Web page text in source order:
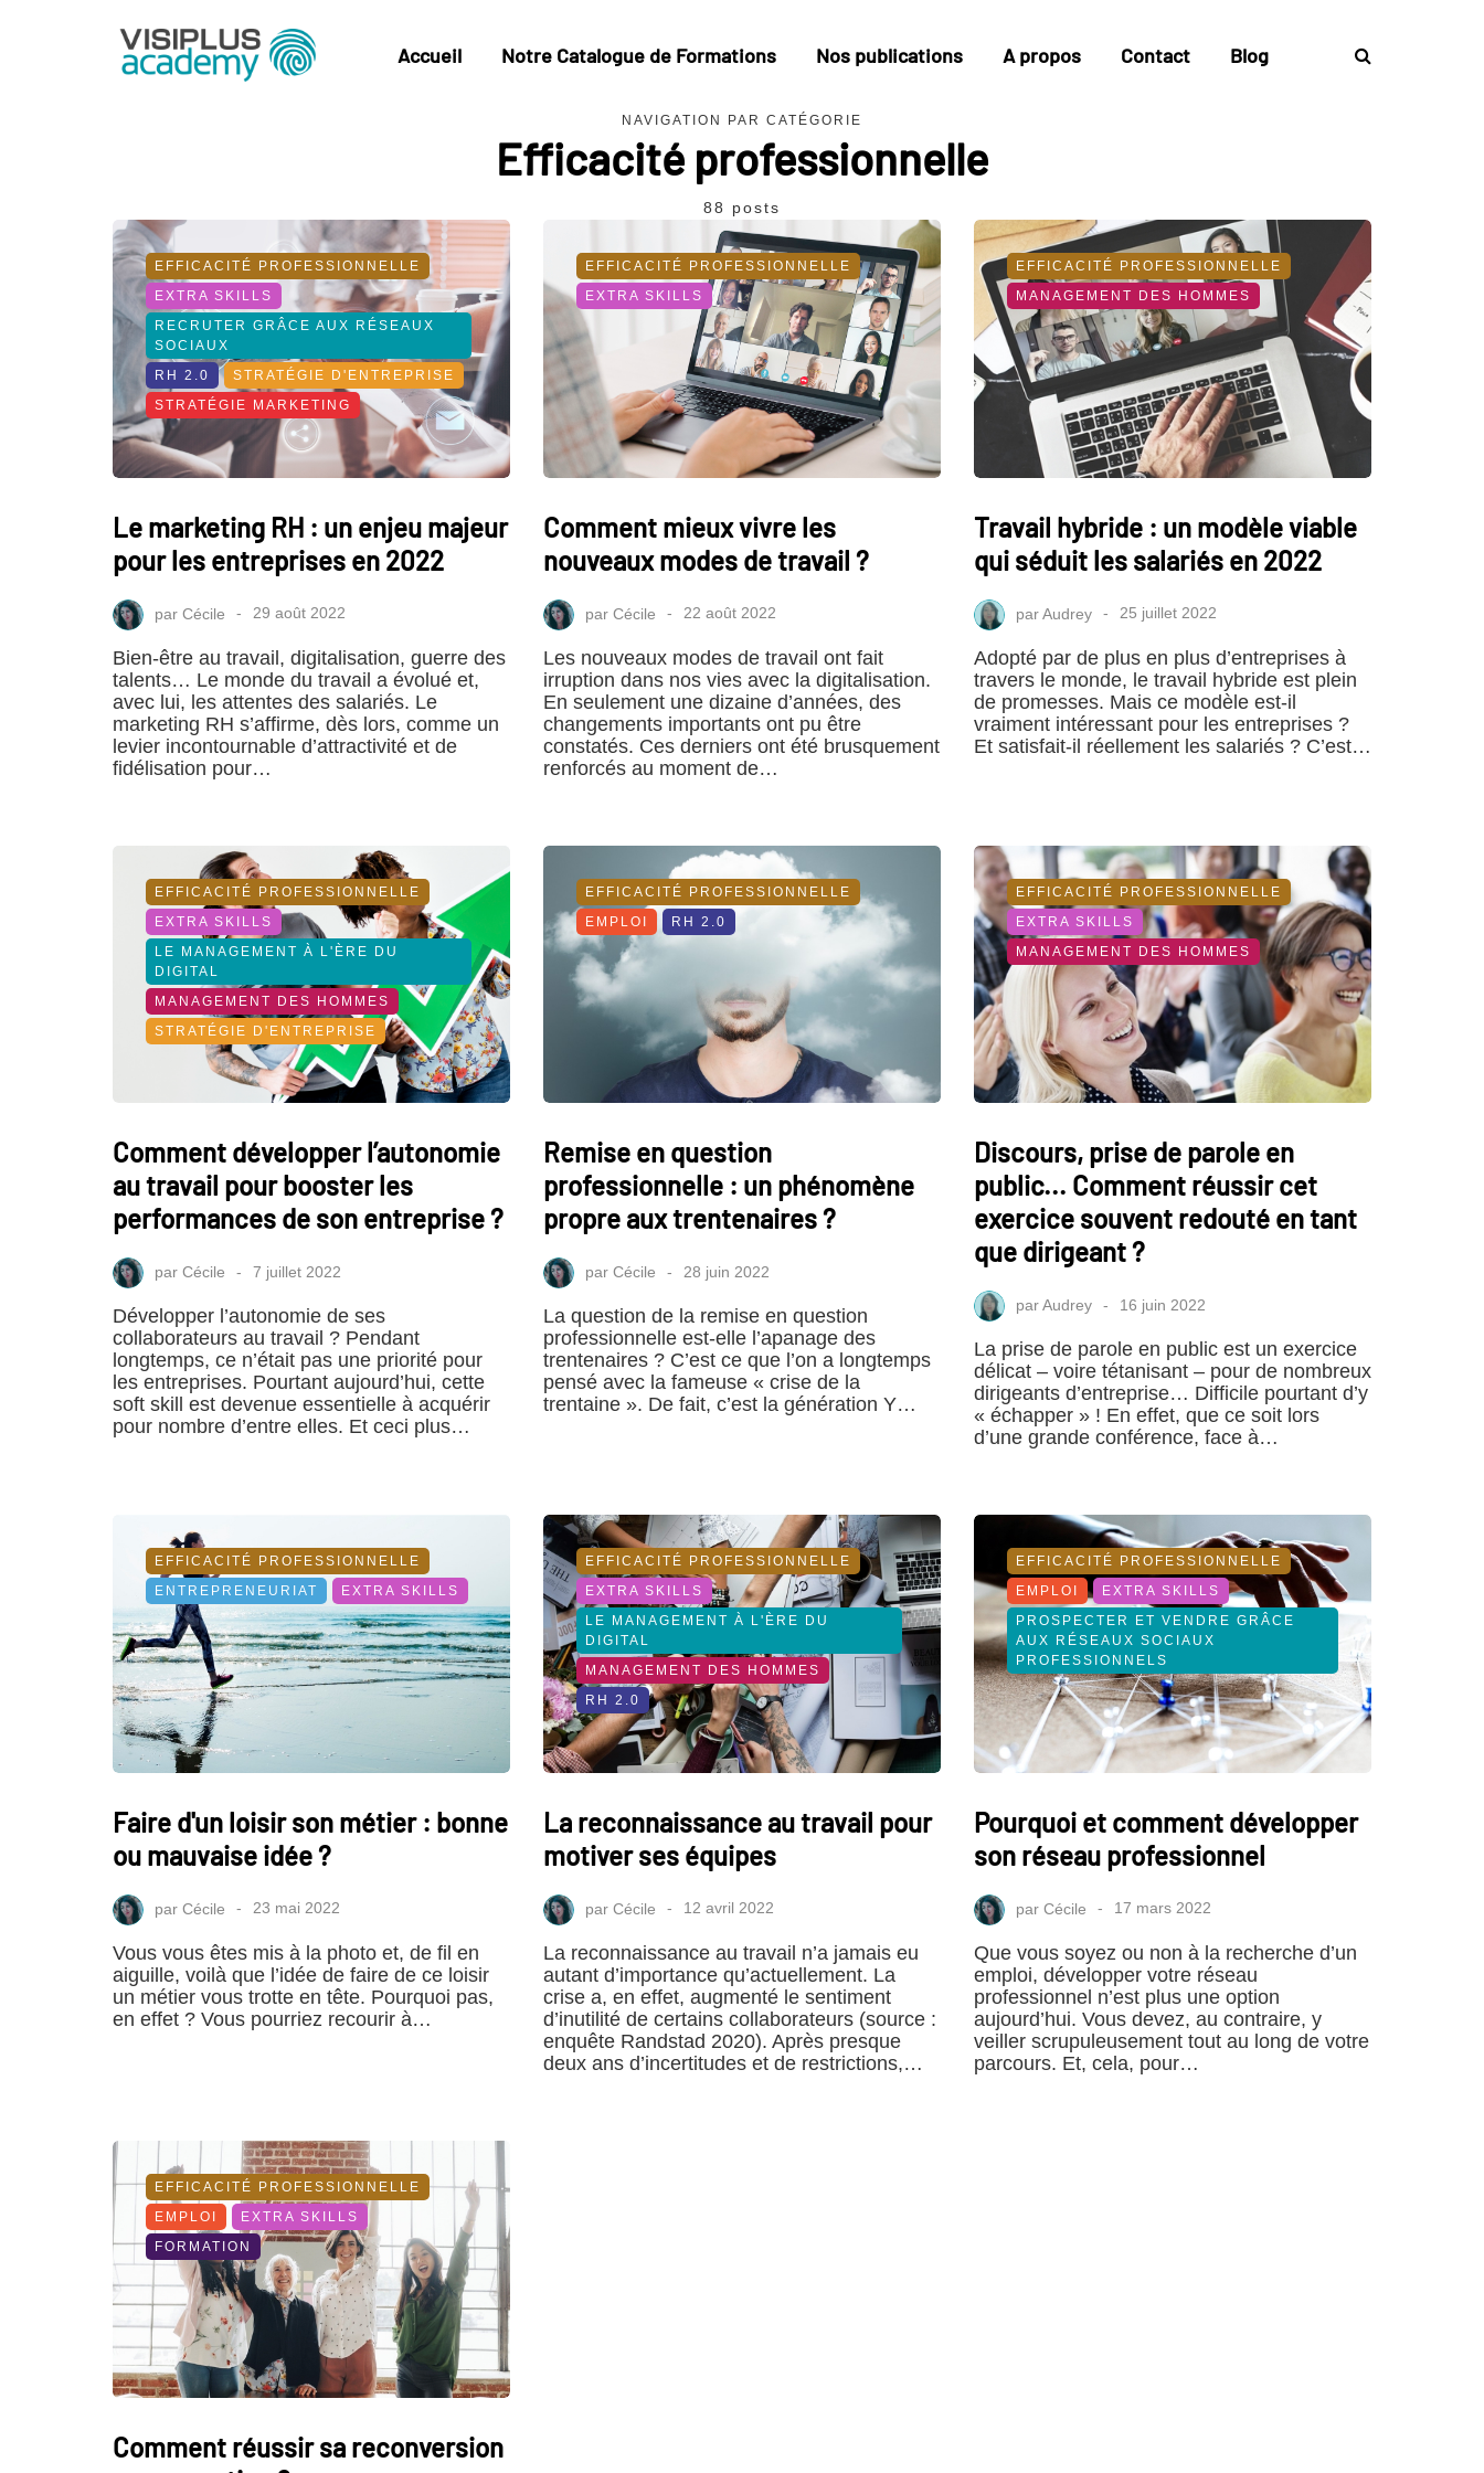
Accueil Notre Catalogue de Formations Nos publications A propos Contact Blog
NAVIGATION PAR CATÉGORIE
Efficacité professionnelle
88 posts
EFFICACITÉ PROFESSIONNELLE
EXTRA SKILLS
RECRUTER GRÂCE AUX RÉSEAUX
SOCIAUX
RH 2.0
STRATÉGIE D'ENTREPRISE
STRATÉGIE MARKETING
Le marketing RH : un enjeu majeur
pour les entreprises en 2022
par Cécile 29 août 2022
Bien-être au travail, digitalisation, guerre des
talents… Le monde du travail a évolué et,
avec lui, les attentes des salariés. Le
marketing RH s’affirme, dès lors, comme un
levier incontournable d’attractivité et de
fidélisation pour…
EFFICACITÉ PROFESSIONNELLE
EXTRA SKILLS
Comment mieux vivre les
nouveaux modes de travail ?
par Cécile 22 août 2022
Les nouveaux modes de travail ont fait
irruption dans nos vies avec la digitalisation.
En seulement une dizaine d’années, des
changements importants ont pu être
constatés. Ces derniers ont été brusquement
renforcés au moment de…
EFFICACITÉ PROFESSIONNELLE
MANAGEMENT DES HOMMES
Travail hybride : un modèle viable
qui séduit les salariés en 2022
parAudrey 25 juillet 2022
Adopté par de plus en plus d’entreprises à
travers le monde, le travail hybride est plein
de promesses. Mais ce modèle est-il
vraiment intéressant pour les entreprises ?
Et satisfait-il réellement les salariés ? C’est…
EFFICACITÉ PROFESSIONNELLE
EXTRA SKILLS
LE MANAGEMENT À L'ÈRE DU
DIGITAL
MANAGEMENT DES HOMMES
STRATÉGIE D'ENTREPRISE
Comment développer l’autonomie
au travail pour booster les
performances de son entreprise ?
par Cécile 7 juillet 2022
Développer l’autonomie de ses
collaborateurs au travail ? Pendant
longtemps, ce n’était pas une priorité pour
les entreprises. Pourtant aujourd’hui, cette
soft skill est devenue essentielle à acquérir
pour nombre d’entre elles. Et ceci plus…
EFFICACITÉ PROFESSIONNELLE
EMPLOI
RH 2.0
Remise en question
professionnelle : un phénomène
propre aux trentenaires ?
par Cécile 28 juin 2022
La question de la remise en question
professionnelle est-elle l’apanage des
trentenaires ? C’est ce que l’on a longtemps
pensé avec la fameuse « crise de la
trentaine ». De fait, c’est la génération Y…
EFFICACITÉ PROFESSIONNELLE
EXTRA SKILLS
MANAGEMENT DES HOMMES
Discours, prise de parole en
public... Comment réussir cet
exercice souvent redouté en tant
que dirigeant ?
parAudrey 16 juin 2022
La prise de parole en public est un exercice
délicat – voire tétanisant – pour de nombreux
dirigeants d’entreprise… Difficile pourtant d’y
« échapper » ! En effet, que ce soit lors
d’une grande conférence, face à…
EFFICACITÉ PROFESSIONNELLE
ENTREPRENEURIAT
EXTRA SKILLS
Faire d'un loisir son métier : bonne
ou mauvaise idée ?
par Cécile 23 mai 2022
Vous vous êtes mis à la photo et, de fil en
aiguille, voilà que l’idée de faire de ce loisir
un métier vous trotte en tête. Pourquoi pas,
en effet ? Vous pourriez recourir à…
EFFICACITÉ PROFESSIONNELLE
EXTRA SKILLS
LE MANAGEMENT À L'ÈRE DU
DIGITAL
MANAGEMENT DES HOMMES
RH 2.0
La reconnaissance au travail pour
motiver ses équipes
par Cécile 12 avril 2022
La reconnaissance au travail n’a jamais eu
autant d’importance qu’actuellement. La
crise a, en effet, augmenté le sentiment
d’inutilité de certains collaborateurs (source :
enquête Randstad 2020). Après presque
deux ans d’incertitudes et de restrictions,…
EFFICACITÉ PROFESSIONNELLE
EMPLOI
EXTRA SKILLS
PROSPECTER ET VENDRE GRÂCE
AUX RÉSEAUX SOCIAUX
PROFESSIONNELS
Pourquoi et comment développer
son réseau professionnel
par Cécile 17 mars 2022
Que vous soyez ou non à la recherche d’un
emploi, développer votre réseau
professionnel n’est plus une option
aujourd’hui. Vous devez, au contraire, y
veiller scrupuleusement tout au long de votre
parcours. Et, cela, pour…
EFFICACITÉ PROFESSIONNELLE
EMPLOI
EXTRA SKILLS
FORMATION
Comment réussir sa reconversion